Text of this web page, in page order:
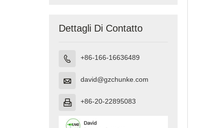
Dettagli Di Contatto
 +86-166-16636489
 david@gzchunke.com
 +86-20-22895083